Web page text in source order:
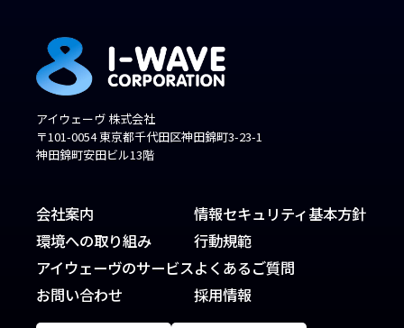
アイウェーヴ 株式会社
〒101-0054 東京都千代田区神田錦町3-23-1
神田錦町安田ビル13階
会社案内
環境への取り組み
アイウェーヴのサービス
お問い合わせ
情報セキュリティ基本方針
行動規範
よくあるご質問
採用情報